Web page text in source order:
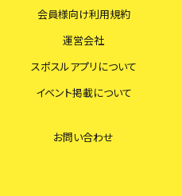
会員様向け利用規約
運営会社
スポスルアプリについて
イベント掲載について
お問い合わせ